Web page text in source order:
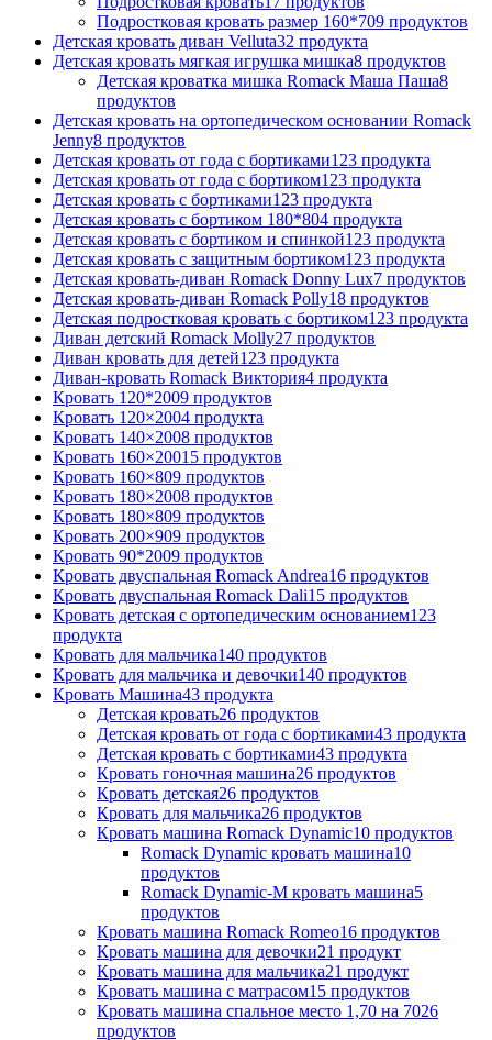
Подростковая кровать размер 160*709 продуктов
Детская кровать диван Velluta32 продукта
Детская кровать мягкая игрушка мишка8 продуктов
Детская кроватка мишка Romack Маша Паша8
продуктов
Детская кровать на ортопедическом основании Romack
Jenny8 продуктов
Детская кровать от года с бортиками123 продукта
Детская кровать от года с бортиком123 продукта
Детская кровать с бортиками123 продукта
Детская кровать с бортиком 180*804 продукта
Детская кровать с бортиком и спинкой123 продукта
Детская кровать с защитным бортиком123 продукта
Детская кровать-диван Romack Donny Lux7 продуктов
Детская кровать-диван Romack Polly18 продуктов
Детская подростковая кровать с бортиком123 продукта
Диван детский Romack Molly27 продуктов
Диван кровать для детей123 продукта
Диван-кровать Romack Виктория4 продукта
Кровать 120*2009 продуктов
Кровать 120×2004 продукта
Кровать 140×2008 продуктов
Кровать 160×20015 продуктов
Кровать 160×809 продуктов
Кровать 180×2008 продуктов
Кровать 180×809 продуктов
Кровать 200×909 продуктов
Кровать 90*2009 продуктов
Кровать двуспальная Romack Andrea16 продуктов
Кровать двуспальная Romack Dali15 продуктов
Кровать детская с ортопедическим основанием123
продукта
Кровать для мальчика140 продуктов
Кровать для мальчика и девочки140 продуктов
Кровать Машина43 продукта
Детская кровать26 продуктов
Детская кровать от года с бортиками43 продукта
Детская кровать с бортиками43 продукта
Кровать гоночная машина26 продуктов
Кровать детская26 продуктов
Кровать для мальчика26 продуктов
Кровать машина Romack Dynamic10 продуктов
Romack Dynamic кровать машина10
продуктов
Romack Dynamic-M кровать машина5
продуктов
Кровать машина Romack Romeo16 продуктов
Кровать машина для девочки21 продукт
Кровать машина для мальчика21 продукт
Кровать машина с матрасом15 продуктов
Кровать машина спальное место 1,70 на 7026
продуктов